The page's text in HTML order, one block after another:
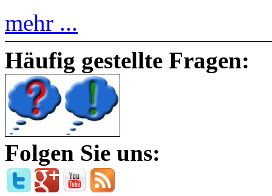
mehr ...
Häufig gestellte Fragen:
Folgen Sie uns: